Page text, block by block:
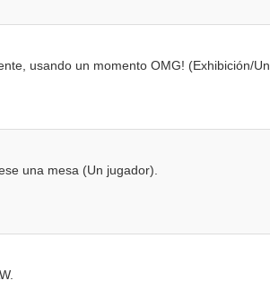
usando un momento OMG! (Exhibición/Un
una mesa (Un jugador).